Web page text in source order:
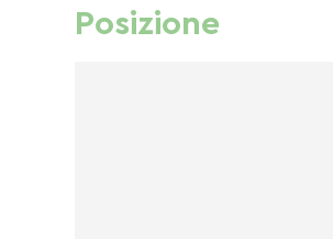
Posizione